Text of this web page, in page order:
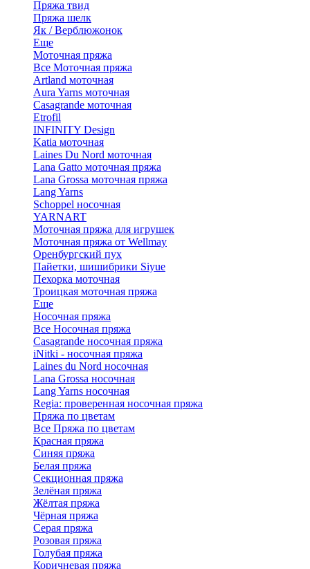
Пряжа твид
Пряжа шелк
Як / Верблюжонок
Еще
Моточная пряжа
Все Моточная пряжа
Artland моточная
Aura Yarns моточная
Casagrande моточная
Etrofil
INFINITY Design
Katia моточная
Laines Du Nord моточная
Lana Gatto моточная пряжа
Lana Grossa моточная пряжа
Lang Yarns
Schoppel носочная
YARNART
Моточная пряжа для игрушек
Моточная пряжа от Wellmay
Оренбургский пух
Пайетки, шишибрики Siyue
Пехорка моточная
Троицкая моточная пряжа
Еще
Носочная пряжа
Все Носочная пряжа
Casagrande носочная пряжа
iNitki - носочная пряжа
Laines du Nord носочная
Lana Grossa носочная
Lang Yarns носочная
Regia: проверенная носочная пряжа
Пряжа по цветам
Все Пряжа по цветам
Красная пряжа
Синяя пряжа
Белая пряжа
Секционная пряжа
Зелёная пряжа
Жёлтая пряжа
Чёрная пряжа
Серая пряжа
Розовая пряжа
Голубая пряжа
Коричневая пряжа